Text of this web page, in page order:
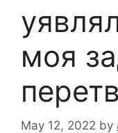
моя
May 12, 2022 by